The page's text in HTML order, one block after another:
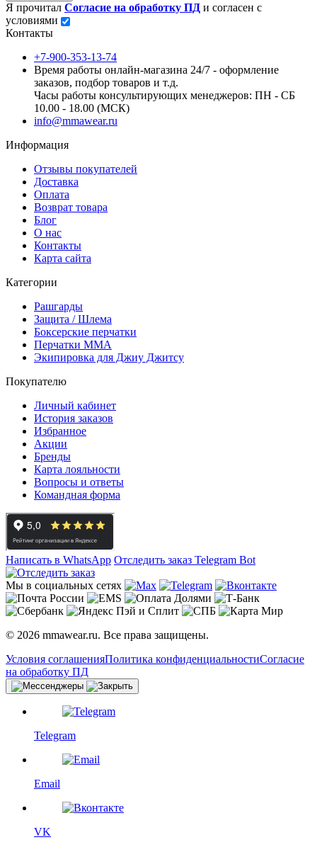
Я прочитал Согласие на обработку ПД и согласен с
условиями
Контакты
+7-900-353-13-74
Время работы онлайн-магазина 24/7 - оформление
заказов, подбор товаров и т.д.
Часы работы консультирующих менеджеров: ПН - СБ
10.00 - 18.00 (МСК)
info@mmawear.ru
Информация
Отзывы покупателей
Доставка
Оплата
Возврат товара
Блог
О нас
Контакты
Карта сайта
Категории
Рашгарды
Защита / Шлема
Боксерские перчатки
Перчатки ММА
Экипировка для Джиу Джитсу
Покупателю
Личный кабинет
История заказов
Избранное
Акции
Бренды
Карта лояльности
Вопросы и ответы
Командная форма
Написать в WhatsApp Отследить заказ Telegram Bot
Мы в социальных сетях
© 2026 mmawear.ru. Все права защищены.
Условия соглашенияПолитика конфиденциальностиСогласие
на обработку ПД
Telegram
Email
VK